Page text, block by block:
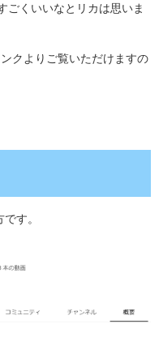
ごくいいなとリカは思いま
クよりご覧いただけますの
す。